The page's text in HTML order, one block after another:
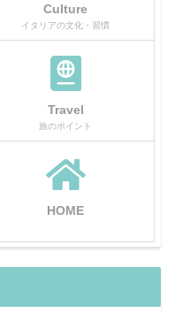
Culture
イタリアの文化・習慣
Travel
旅のポイント
HOME